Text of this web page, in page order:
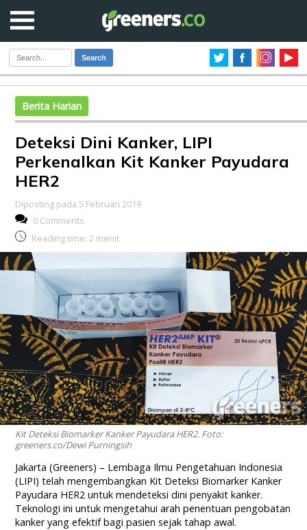
Search
Berita Harian
Deteksi Dini Kanker, LIPI
Perkenalkan Kit Kanker Payudara
HER2
Diposting pada 5 Februari 2019
0 Comments
Reading time: 2 menit
Kit Deteksi Biomarker Kanker Payudara HER2. Foto:
greeners.co/Dewi Purningsih
Jakarta (Greeners) – Lembaga Ilmu Pengetahuan Indonesia
(LIPI) telah mengembangkan Kit Deteksi Biomarker Kanker
Payudara HER2 untuk mendeteksi dini penyakit kanker.
Teknologi ini untuk mengetahui arah penentuan pengobatan
kanker yang efektif bagi pasien sejak tahap awal.